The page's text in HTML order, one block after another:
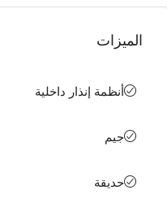
الميزات
أنظمة إنذار داخلية
جيم
حديقة